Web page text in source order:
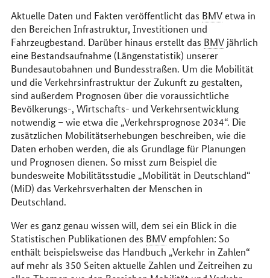
Aktuelle Daten und Fakten veröffentlicht das BMVetwa in
den Bereichen Infrastruktur, Investitionen und
Fahrzeugbestand. Darüber hinaus erstellt das BMVjährlich
eine Bestandsaufnahme (Längenstatistik) unserer
Bundesautobahnen und Bundesstraßen. Um die Mobilität
und die Verkehrsinfrastruktur der Zukunft zu gestalten,
sind außerdem Prognosen über die voraussichtliche
Bevölkerungs-, Wirtschafts- und Verkehrsentwicklung
notwendig – wie etwa die „Verkehrsprognose 2034“. Die
zusätzlichen Mobilitätserhebungen beschreiben, wie die
Daten erhoben werden, die als Grundlage für Planungen
und Prognosen dienen. So misst zum Beispiel die
bundesweite Mobilitätsstudie „Mobilität in Deutschland“
(MiD) das Verkehrsverhalten der Menschen in
Deutschland.
Wer es ganz genau wissen will, dem sei ein Blick in die
Statistischen Publikationen des BMVempfohlen: So
enthält beispielsweise das Handbuch „Verkehr in Zahlen“
auf mehr als 350 Seiten aktuelle Zahlen und Zeitreihen zu